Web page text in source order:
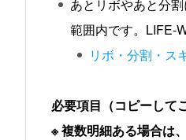
あとリボやあと分
範囲内です。LIFE-
リボ・分割・ス
必要項目（コピーして
※ 複数明細ある場合は